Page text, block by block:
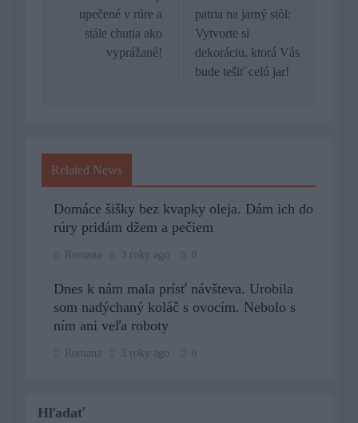
upečené v rúre a
stále chutia ako
vyprážané!
patria na jarný stôl:
Vytvorte si
dekoráciu, ktorá Vás
bude tešiť celú jar!
Related News
Domáce šišky bez kvapky oleja. Dám ich do
rúry pridám džem a pečiem
Romana 3 roky ago 0
Dnes k nám mala prísť návšteva. Urobila
som nadýchaný koláč s ovocím. Nebolo s
ním ani veľa roboty
Romana 3 roky ago 0
Hľadať